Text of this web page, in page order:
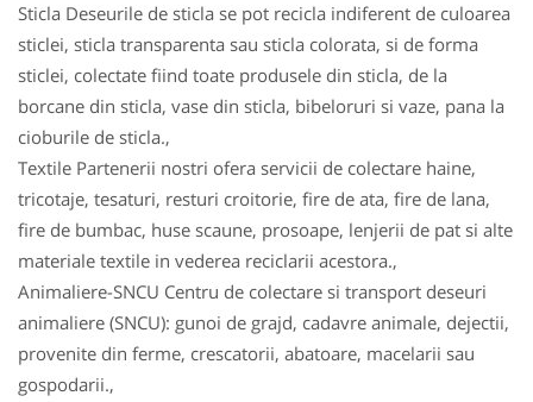
Sticla Deseurile de sticla se pot recicla indiferent de culoarea
sticlei, sticla transparenta sau sticla colorata, si de forma
sticlei, colectate fiind toate produsele din sticla, de la
borcane din sticla, vase din sticla, bibeloruri si vaze, pana la
cioburile de sticla.,
Textile Partenerii nostri ofera servicii de colectare haine,
tricotaje, tesaturi, resturi croitorie, fire de ata, fire de lana,
fire de bumbac, huse scaune, prosoape, lenjerii de pat si alte
materiale textile in vederea reciclarii acestora.,
Animaliere-SNCU Centru de colectare si transport deseuri
animaliere (SNCU): gunoi de grajd, cadavre animale, dejectii,
provenite din ferme, crescatorii, abatoare, macelarii sau
gospodarii.,